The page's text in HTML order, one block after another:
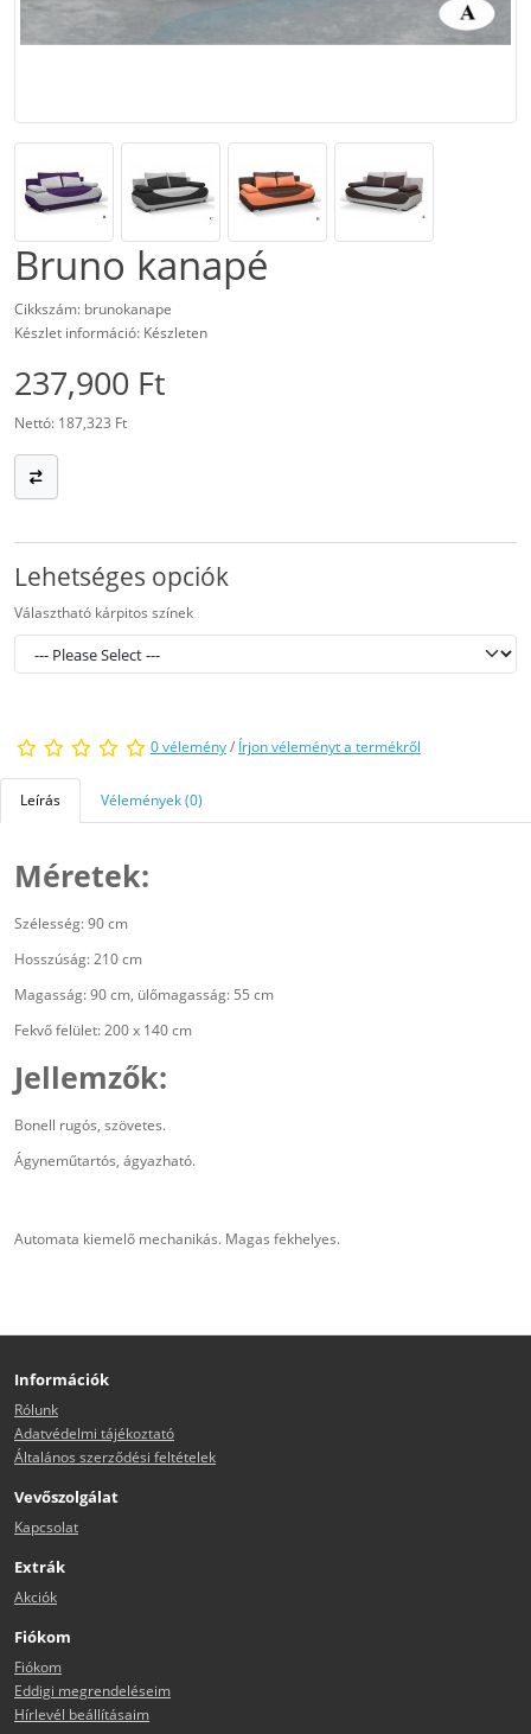
Bruno kanapé
Cikkszám: brunokanape
Készlet információ: Készleten
237,900 Ft
Nettó: 187,323 Ft
Lehetséges opciók
Választható kárpitos színek
0 vélemény/ Írjon véleményt a termékről
Leírás Vélemények (0)
Méretek:
Szélesség: 90 cm
Hosszúság: 210 cm
Magasság: 90 cm, ülőmagasság: 55 cm
Fekvő felület: 200 x 140 cm
Jellemzők:
Bonell rugós, szövetes.
Ágyneműtartós, ágyazható.
Automata kiemelő mechanikás. Magas fekhelyes.
Információk
Rólunk
Adatvédelmi tájékoztató
Általános szerződési feltételek
Vevőszolgálat
Kapcsolat
Extrák
Akciók
Fiókom
Fiókom
Eddigi megrendeléseim
Hírlevél beállításaim